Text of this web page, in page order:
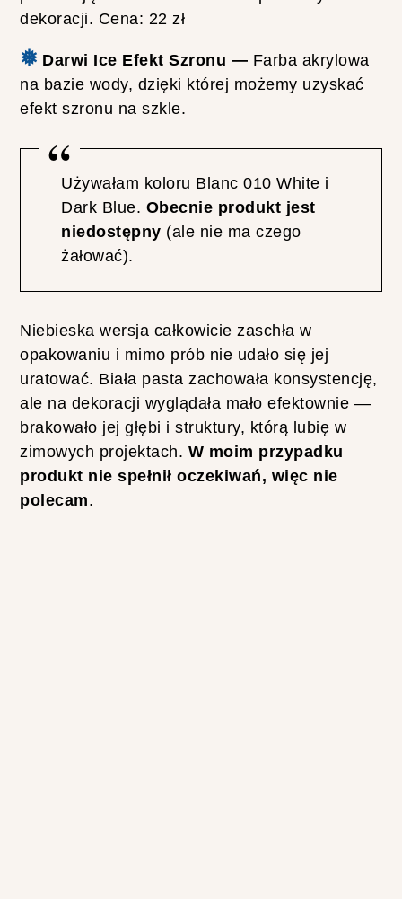
dekoracji. Cena: 22 zł
❅ Darwi Ice Efekt Szronu — Farba akrylowa
na bazie wody, dzięki której możemy uzyskać
efekt szronu na szkle.
Używałam koloru Blanc 010 White i
Dark Blue. Obecnie produkt jest
niedostępny (ale nie ma czego
żałować).
Niebieska wersja całkowicie zaschła w
opakowaniu i mimo prób nie udało się jej
uratować. Biała pasta zachowała konsystencję,
ale na dekoracji wyglądała mało efektownie —
brakowało jej głębi i struktury, którą lubię w
zimowych projektach. W moim przypadku
produkt nie spełnił oczekiwań, więc nie
polecam.